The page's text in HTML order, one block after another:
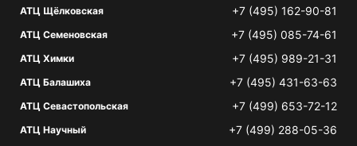
АТЦ Щёлковская +7 (495) 162-90-81
АТЦ Семеновская +7 (495) 085-74-61
АТЦ Химки +7 (495) 989-21-31
АТЦ Балашиха +7 (495) 431-63-63
АТЦ Севастопольская +7 (499) 653-72-12
АТЦ Научный +7 (499) 288-05-36